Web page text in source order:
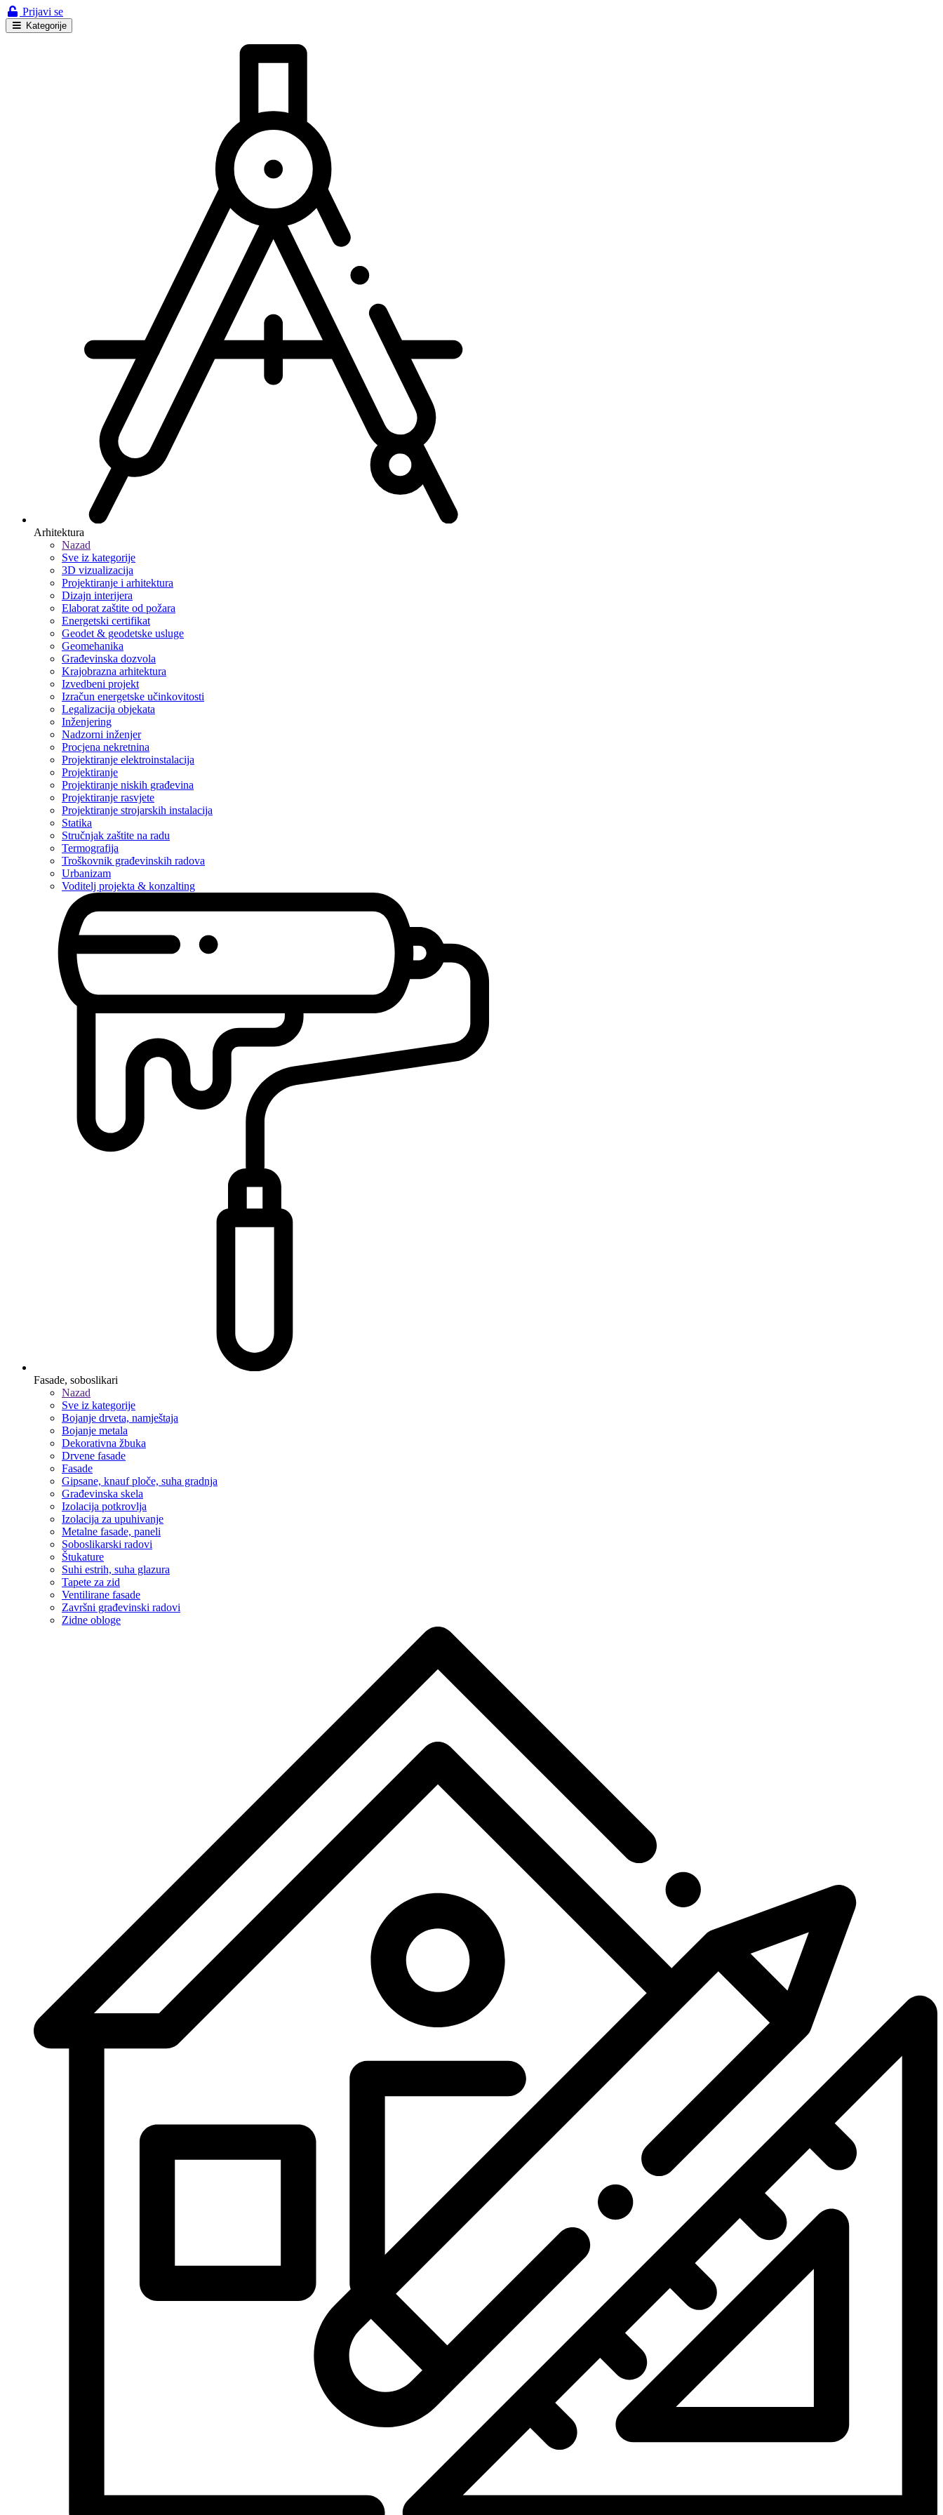
Prijavi se
Kategorije
Arhitektura
Nazad
Sve iz kategorije
3D vizualizacija
Projektiranje i arhitektura
Dizajn interijera
Elaborat zaštite od požara
Energetski certifikat
Geodet & geodetske usluge
Geomehanika
Građevinska dozvola
Krajobrazna arhitektura
Izvedbeni projekt
Izračun energetske učinkovitosti
Legalizacija objekata
Inženjering
Nadzorni inženjer
Procjena nekretnina
Projektiranje elektroinstalacija
Projektiranje
Projektiranje niskih građevina
Projektiranje rasvjete
Projektiranje strojarskih instalacija
Statika
Stručnjak zaštite na radu
Termografija
Troškovnik građevinskih radova
Urbanizam
Voditelj projekta & konzalting
Fasade, soboslikari
Nazad
Sve iz kategorije
Bojanje drveta, namještaja
Bojanje metala
Dekorativna žbuka
Drvene fasade
Fasade
Gipsane, knauf ploče, suha gradnja
Građevinska skela
Izolacija potkrovlja
Izolacija za upuhivanje
Metalne fasade, paneli
Soboslikarski radovi
Štukature
Suhi estrih, suha glazura
Tapete za zid
Ventilirane fasade
Završni građevinski radovi
Zidne obloge